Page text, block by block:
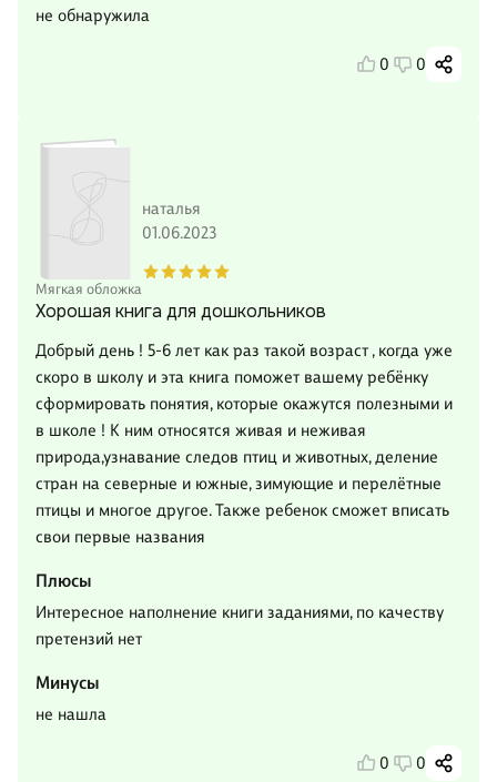
не обнаружила
0 0
Мягкая обложка
наталья
01.06.2023
Хорошая книга для дошкольников
Добрый день ! 5-6 лет как раз такой возраст , когда уже
скоро в школу и эта книга поможет вашему ребёнку
сформировать понятия, которые окажутся полезными и
в школе ! К ним относятся живая и неживая
природа,узнавание следов птиц и животных, деление
стран на северные и южные, зимующие и перелётные
птицы и многое другое. Также ребенок сможет вписать
свои первые названия
Плюсы
Интересное наполнение книги заданиями, по качеству
претензий нет
Минусы
не нашла
0 0